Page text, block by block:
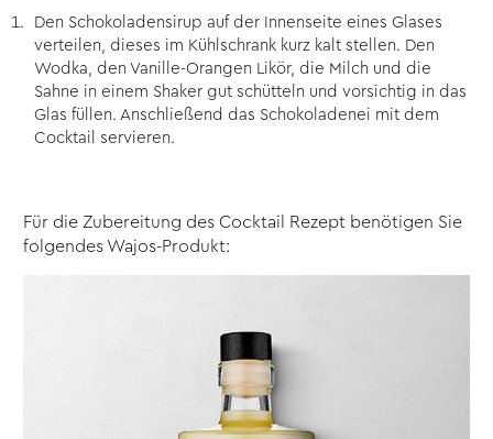
Den Schokoladensirup auf der Innenseite eines Glases
verteilen, dieses im Kühlschrank kurz kalt stellen. Den
Wodka, den Vanille-Orangen Likör, die Milch und die
Sahne in einem Shaker gut schütteln und vorsichtig in das
Glas füllen. Anschließend das Schokoladenei mit dem
Cocktail servieren.
Für die Zubereitung des Cocktail Rezept benötigen Sie
folgendes Wajos-Produkt: